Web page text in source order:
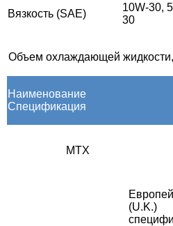
Вязкость (SAE)
10W-30,
30
Объем охлаждающей
Наименование
Спецификация
MTX
(U.K.)